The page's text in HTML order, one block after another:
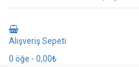
Alışveriş Sepeti
0 öğe - 0,00₺